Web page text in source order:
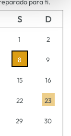
para ti.
S D
1 2
8 9
15 16
22 23
29 30